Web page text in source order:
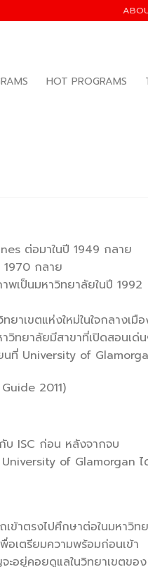
HOT PROGRAMS
ต่อมาในปี 1949 กลาย
1970 กลาย
พเป็นมหาวิทยาลัยในปี 1992
าเขตแห่งใหม่ในใจกลางเมื
ทยาลัยมีสาขาที่เปิดสอนเด่
นที่ University of
2011)
บ ISC ก่อน หลังจากจบ
of Glamorgan ไ
ข้าตรงไปศึกษาต่อในมหาวิท
เตรียมความพร้อมก่อนเข้า
ะอยู่คอยดูแลในวิทยาเขตของ